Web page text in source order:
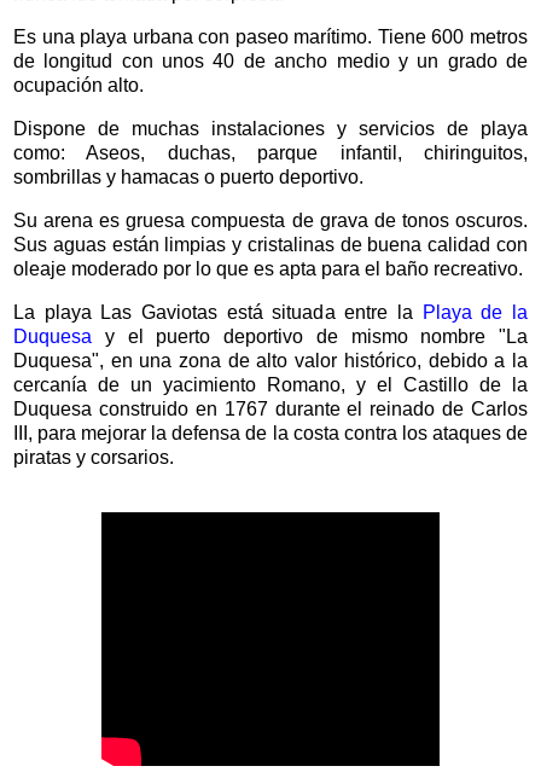
Es una playa urbana con paseo marítimo. Tiene 600 metros
de longitud con unos 40 de ancho medio y un grado de
ocupación alto.
Dispone de muchas instalaciones y servicios de playa
como: Aseos, duchas, parque infantil, chiringuitos,
sombrillas y hamacas o puerto deportivo.
Su arena es gruesa compuesta de grava de tonos oscuros.
Sus aguas están limpias y cristalinas de buena calidad con
oleaje moderado por lo que es apta para el baño recreativo.
La playa Las Gaviotas está situada entre la
Playa de la
Duquesa y el puerto deportivo de mismo nombre "La
Duquesa", en una zona de alto valor histórico, debido a la
cercanía de un yacimiento Romano, y el Castillo de la
Duquesa construido en 1767 durante el reinado de Carlos
III, para mejorar la defensa de la costa contra los ataques de
piratas y corsarios.